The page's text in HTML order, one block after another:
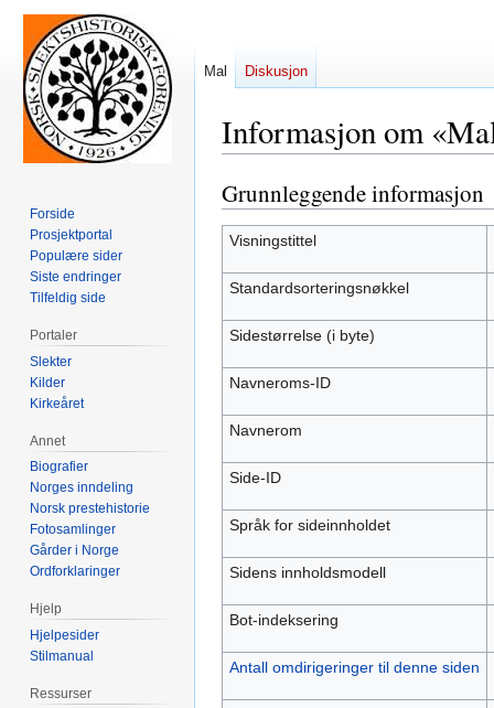
Informasjon om
Hopp
til
navigering
Hopp
til
søk
Grunnleggende informasjon
Visningstittel
Standardsorteringsnøkkel
Sidestørrelse (i byte)
Navneroms-ID
Navnerom
Side-ID
Språk for sideinnholdet
Sidens innholdsmodell
Bot-indeksering
Antall omdirigeringer til denne siden
Mal Diskusjon
Forside
Prosjektportal
Populære sider
Siste endringer
Tilfeldig side
Portaler
Slekter
Kilder
Kirkeåret
Annet
Biografier
Norges inndeling
Norsk prestehistorie
Fotosamlinger
Gårder i Norge
Ordforklaringer
Hjelp
Hjelpesider
Stilmanual
Ressurser